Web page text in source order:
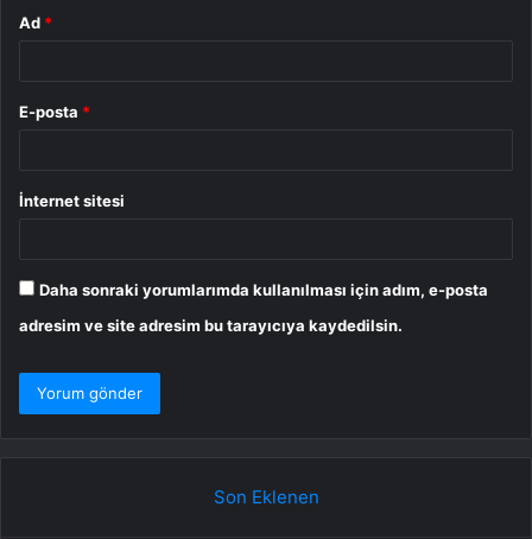
Ad *
E-posta *
İnternet sitesi
Daha sonraki yorumlarımda kullanılması için adım, e-posta
adresim ve site adresim bu tarayıcıya kaydedilsin.
Son Eklenen